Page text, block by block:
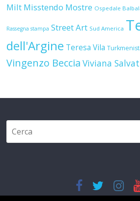
Milt Misstendo Mostre Ospedale
Rassegna stampa Street Art Sud America
dell'Argine Teresa Vila
Vingenzo Beccia Viviana